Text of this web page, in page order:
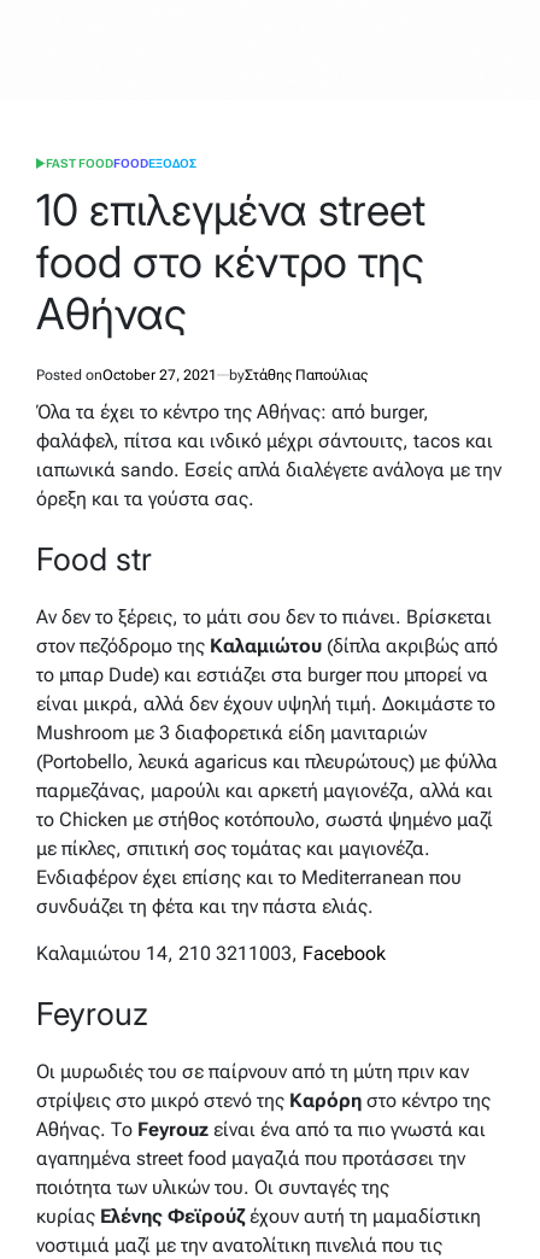
POSTED
FAST FOODFOODΕΞΟΔΟΣ
10 επιλεγμένα street
food στο κέντρο της
Αθήνας
Posted onOctober 27, 2021 byΣτάθης Παπούλιας
Όλα τα έχει το κέντρο της Αθήνας: από burger,
φαλάφελ, πίτσα και ινδικό μέχρι σάντουιτς, tacos και
ιαπωνικά sando. Εσείς απλά διαλέγετε ανάλογα με την
όρεξη και τα γούστα σας.
Food str
Αν δεν το ξέρεις, το μάτι σου δεν το πιάνει. Βρίσκεται
στον πεζόδρομο της Καλαμιώτου (δίπλα ακριβώς από
το μπαρ Dude) και εστιάζει στα burger που μπορεί να
είναι μικρά, αλλά δεν έχουν υψηλή τιμή. Δοκιμάστε το
Μushroom με 3 διαφορετικά είδη μανιταριών
(Portobello, λευκά agaricus και πλευρώτους) με φύλλα
παρμεζάνας, μαρούλι και αρκετή μαγιονέζα, αλλά και
το Chicken με στήθος κοτόπουλο, σωστά ψημένο μαζί
με πίκλες, σπιτική σος τομάτας και μαγιονέζα.
Ενδιαφέρον έχει επίσης και το Mediterranean που
συνδυάζει τη φέτα και την πάστα ελιάς.
Καλαμιώτου 14, 210 3211003, Facebook
Feyrouz
Οι μυρωδιές του σε παίρνουν από τη μύτη πριν καν
στρίψεις στο μικρό στενό της Καρόρη στο κέντρο της
Αθήνας. Το Feyrouz είναι ένα από τα πιο γνωστά και
αγαπημένα street food μαγαζιά που προτάσσει την
ποιότητα των υλικών του. Οι συνταγές της
κυρίας Ελένης Φεϊρούζέχουν αυτή τη μαμαδίστικη
νοστιμιά μαζί με την ανατολίτικη πινελιά που τις